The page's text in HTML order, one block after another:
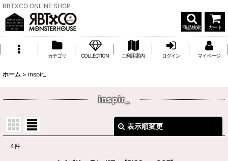
RBTXCO ONLINE SHOP
商品検索 カート
カテゴリ COLLECTION ご利用案内 ログイン マイページ
ホーム > inspir_
inspir_
表示順変更
4件